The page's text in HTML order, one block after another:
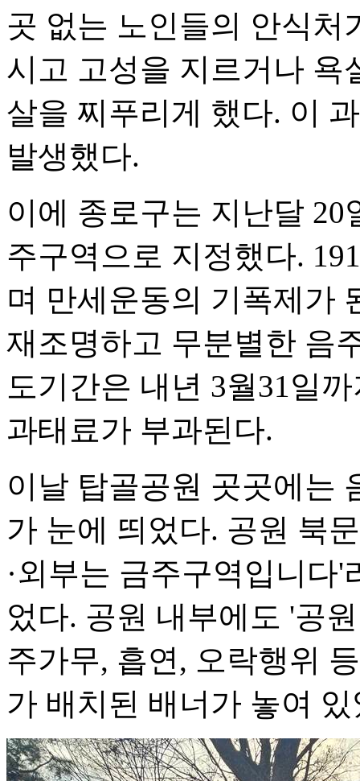
곳 없는 노인들의 안식처
시고 고성을 지르거나 욕
살을 찌푸리게 했다. 이
발생했다.
이에 종로구는 지난달 20
주구역으로 지정했다.
며 만세운동의 기폭제가
재조명하고 무분별한 음
도기간은 내년 3월31일
과태료가 부과된다.
이날 탑골공원 곳곳에는
가 눈에 띄었다. 공원 북
·외부는 금주구역입니다
었다. 공원 내부에도 '공
주가무, 흡연, 오락행위
가 배치된 배너가 놓여